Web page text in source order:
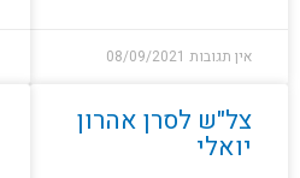
אין תגובות 08/09/2021
צל"ש לסרן אהרון
יואלי